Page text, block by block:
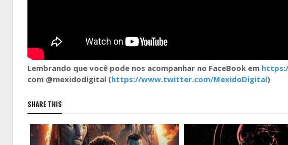
Lembrando que você pode nos acompanhar no FaceBook em
com @mexidodigital (https://www.twitter.com/MexidoDigital)
SHARE THIS